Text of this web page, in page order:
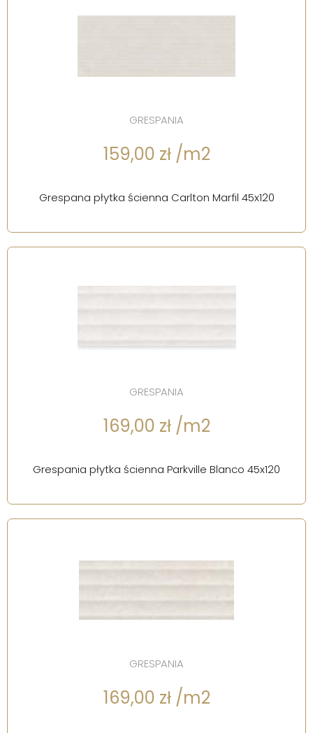
GRESPANIA
159,00 zł /m2
Grespana płytka ścienna Carlton Marfil 45x120
GRESPANIA
169,00 zł /m2
Grespania płytka ścienna Parkville Blanco 45x120
GRESPANIA
169,00 zł /m2